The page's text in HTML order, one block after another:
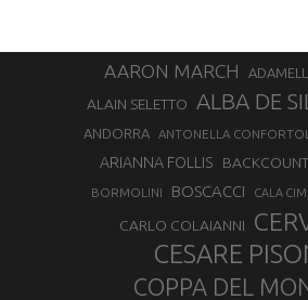
AARON MARCH
ALAIN SELETTO ALBA DE
ANDORRA ANTONELLA
ARIANNA FOLLIS
BORMOLINI BOSCACCI CALA
CARLO COLAIANNI
CESARE
COPPA DEL